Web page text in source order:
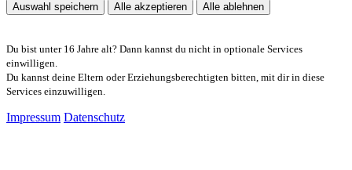
Auswahl speichern Alle akzeptieren Alle ablehnen
Du bist unter 16 Jahre alt? Dann kannst du nicht in optionale Services
einwilligen.
Du kannst deine Eltern oder Erziehungsberechtigten bitten, mit dir in diese
Services einzuwilligen.
Impressum Datenschutz